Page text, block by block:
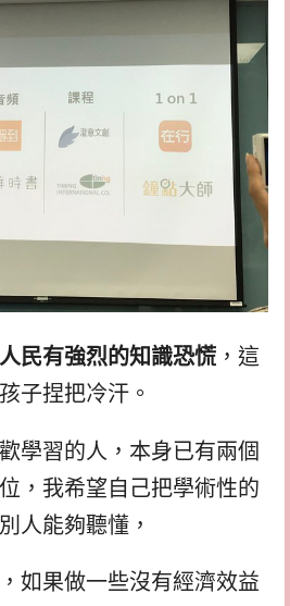
民有強烈的知識恐慌 ，這
子捏把冷汗。
學習的人，本身已有兩個
，我希望自己把學術性的
人能夠聽懂，
如果做一些沒有經濟效益